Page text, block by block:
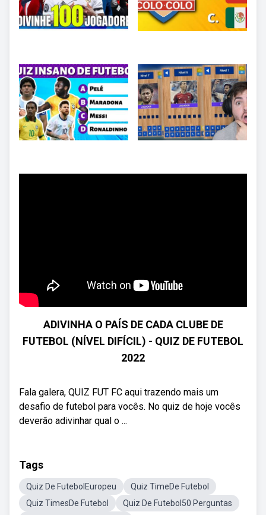
ADIVINHA O PAÍS DE CADA CLUBE DE
FUTEBOL (NÍVEL DIFÍCIL) - QUIZ DE FUTEBOL
2022
Fala galera, QUIZ FUT FC aqui trazendo mais um
desafio de futebol para vocês. No quiz de hoje vocês
deverão adivinhar qual o ...
Tags
Quiz De FutebolEuropeu
Quiz TimeDe Futebol
Quiz TimesDe Futebol
Quiz De Futebol50 Perguntas